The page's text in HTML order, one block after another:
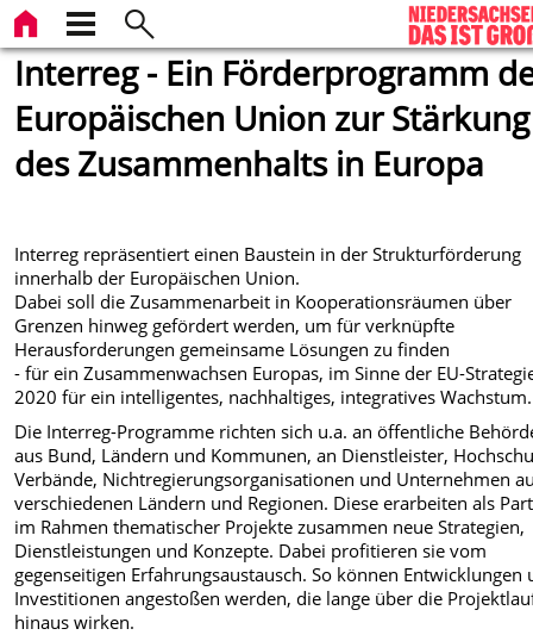
Interreg - Ein Förderprogramm
Europäischen Union zur Stärkung
des Zusammenhalts in Europa
Interreg repräsentiert einen Baustein in der Strukturförderung
innerhalb der Europäischen Union.
Dabei soll die Zusammenarbeit in Kooperationsräumen über
Grenzen hinweg gefördert werden, um für verknüpfte
Herausforderungen gemeinsame Lösungen zu finden
- für ein Zusammenwachsen Europas, im Sinne der EU-
2020 für ein intelligentes, nachhaltiges, integratives Wachstum.
Die Interreg-Programme richten sich u.a. an öffentliche
aus Bund, Ländern und Kommunen, an Dienstleister,
Verbände, Nichtregierungsorganisationen und Unternehmen
verschiedenen Ländern und Regionen. Diese erarbeiten als
im Rahmen thematischer Projekte zusammen neue Strategien,
Dienstleistungen und Konzepte. Dabei profitieren sie vom
gegenseitigen Erfahrungsaustausch. So können Entwicklungen
Investitionen angestoßen werden, die lange über die
hinaus wirken.